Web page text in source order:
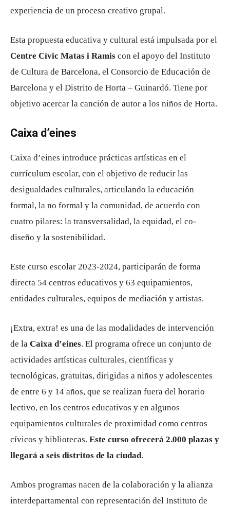
experiencia de un proceso creativo grupal.
Esta propuesta educativa y cultural está impulsada por el
Centre Cívic Matas i Ramis con el apoyo del Instituto
de Cultura de Barcelona, ​​el Consorcio de Educación de
Barcelona y el Distrito de Horta – Guinardó. Tiene por
objetivo acercar la canción de autor a los niños de Horta.
Caixa d’eines
Caixa d’eines introduce prácticas artísticas en el
currículum escolar, con el objetivo de reducir las
desigualdades culturales, articulando la educación
formal, la no formal y la comunidad, de acuerdo con
cuatro pilares: la transversalidad, la equidad, el co-
diseño y la sostenibilidad.
Este curso escolar 2023-2024, participarán de forma
directa 54 centros educativos y 63 equipamientos,
entidades culturales, equipos de mediación y artistas.
¡Extra, extra! es una de las modalidades de intervención
de la Caixa d’eines. El programa ofrece un conjunto de
actividades artísticas culturales, científicas y
tecnológicas, gratuitas, dirigidas a niños y adolescentes
de entre 6 y 14 años, que se realizan fuera del horario
lectivo, en los centros educativos y en algunos
equipamientos culturales de proximidad como centros
cívicos y bibliotecas. Este curso ofrecerá 2.000 plazas y
llegará a seis distritos de la ciudad.
Ambos programas nacen de la colaboración y la alianza
interdepartamental con representación del Instituto de